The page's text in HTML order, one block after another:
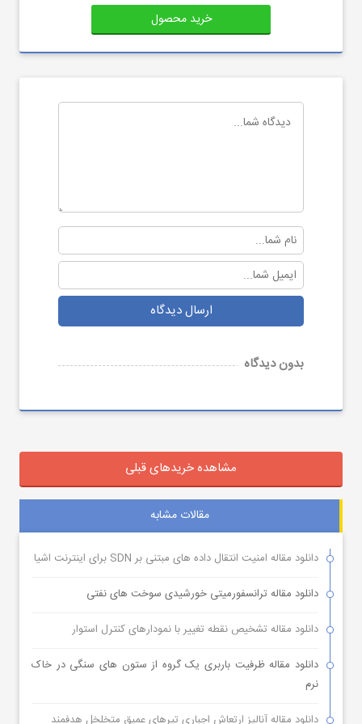
خرید محصول
ارسال دیدگاه
بدون دیدگاه
مشاهده خریدهای قبلی
مقالات مشابه
دانلود مقاله امنیت انتقال داده های مبتنی بر SDN برای اینترنت اشیا
دانلود مقاله ترانسفورمیتی خورشیدی سوخت های نفتی
دانلود مقاله تشخیص نقطه تغییر با نمودارهای کنترل استوار
دانلود مقاله ظرفیت باربری یک گروه از ستون های سنگی در خاک
نرم
دانلود مقاله آنالیز ارتعاش اجباری تیرهای عمیق متخلخل هدفمند